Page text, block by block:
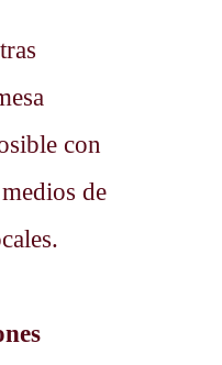
con
de